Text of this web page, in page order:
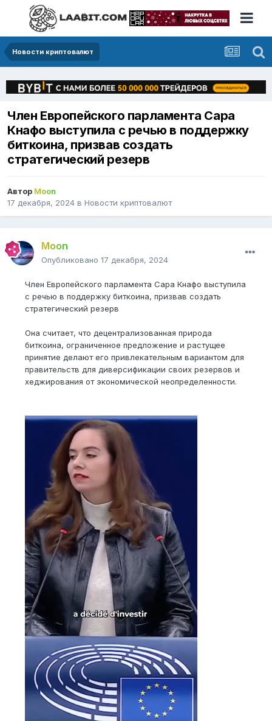
Новости криптовалют
Член Европейского парламента Сара
Кнафо выступила с речью в поддержку
биткоина, призвав создать
стратегический резерв
Автор Moon
17 декабря, 2024 в Новости криптовалют
Moon
Опубликовано 17 декабря, 2024
Член Европейского парламента Сара Кнафо выступила
с речью в поддержку биткоина, призвав создать
стратегический резерв
Она считает, что децентрализованная природа
биткоина, ограниченное предложение и растущее
принятие делают его привлекательным вариантом для
правительств для диверсификации своих резервов и
хеджирования от экономической неопределенности.